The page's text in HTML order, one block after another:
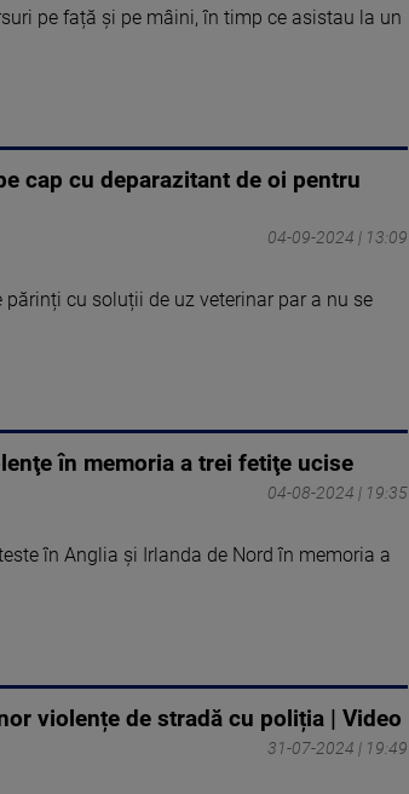
pe față și pe mâini, în timp ce asistau la un
cap cu deparazitant de oi pentru
04-09-2024 | 13:09
cu soluții de uz veterinar par a nu se
în memoria a trei fetiţe ucise
04-08-2024 | 19:35
în Anglia şi Irlanda de Nord în memoria a
violențe de stradă cu poliția | Video
31-07-2024 | 19:49